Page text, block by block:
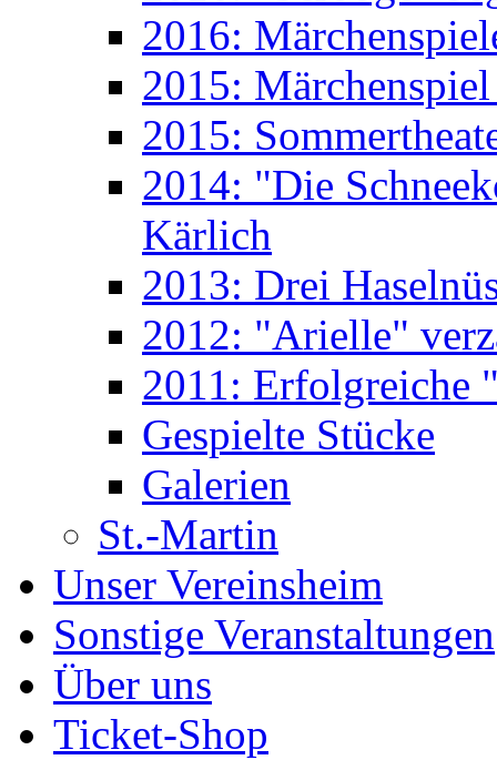
2016:
2015:
2015:
2014: "Die
Kärlich
2013: Drei
2012: "Arielle"
2011: Erfolgreiche
Gespielte Stücke
Galerien
St.-Martin
Unser Vereinsheim
Sonstige Veranstaltungen
Über uns
Ticket-Shop